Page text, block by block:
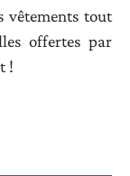
vêtements tout
offertes par
!